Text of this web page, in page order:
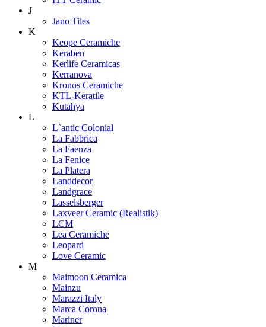
J
Jano Tiles
K
Keope Ceramiche
Keraben
Kerlife Ceramicas
Kerranova
Kronos Ceramiche
KTL-Keratile
Kutahya
L
L`antic Colonial
La Fabbrica
La Faenza
La Fenice
La Platera
Landdecor
Landgrace
Lasselsberger
Laxveer Ceramic (Realistik)
LCM
Lea Ceramiche
Leopard
Love Ceramic
M
Maimoon Ceramica
Mainzu
Marazzi Italy
Marca Corona
Mariner